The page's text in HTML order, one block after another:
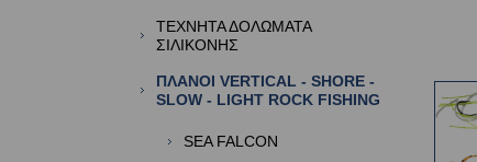
ΤΕΧΝΗΤΑ ΔΟΛΩΜΑΤΑ
ΣΙΛΙΚΟΝΗΣ
ΠΛΑΝΟΙ VERTICAL - SHORE -
SLOW - LIGHT ROCK FISHING
SEA FALCON